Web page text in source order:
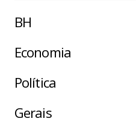
BH
Economia
Política
Gerais